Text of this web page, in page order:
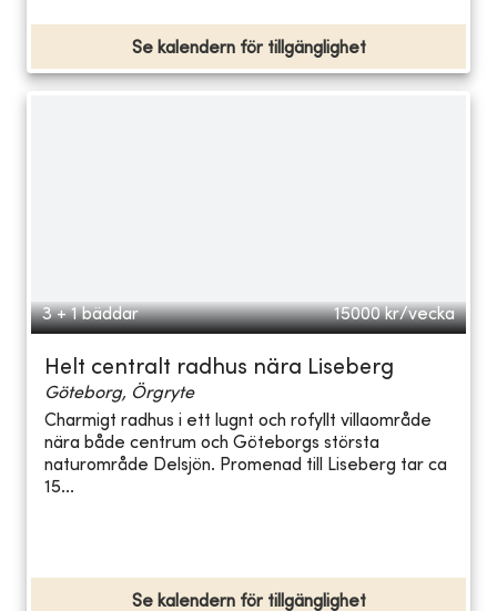
Se kalendern för tillgänglighet
3 + 1 bäddar 15000 kr/vecka
Helt centralt radhus nära Liseberg
Göteborg, Örgryte
Charmigt radhus i ett lugnt och rofyllt villaområde
nära både centrum och Göteborgs största
naturområde Delsjön. Promenad till Liseberg tar ca
15...
Se kalendern för tillgänglighet